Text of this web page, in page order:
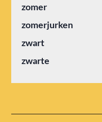
zomer
zomerjurken
zwart
zwarte